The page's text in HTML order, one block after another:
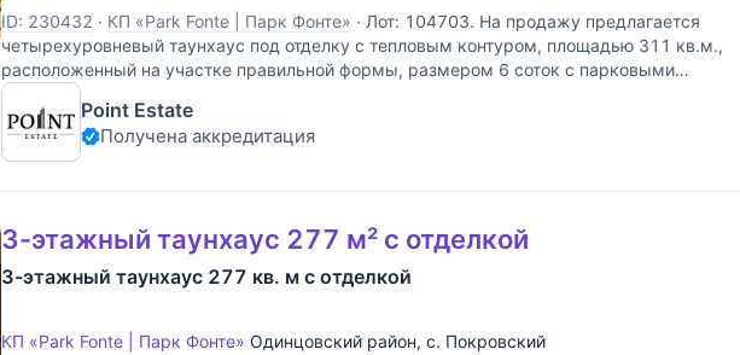
ID: 230432 · КП «Park Fonte | Парк Фонте» · Лот: 104703. На продажу предлагается
четырехуровневый таунхаус под отделку с тепловым контуром, площадью 311 кв.м.,
расположенный на участке правильной формы, размером 6 соток с парковыми
деревьями в коттеджном поселке "Парк Фонте". Планировка: 1-й
Point Estate
Получена аккредитация
3-этажный таунхаус 277 м² с отделкой
3-этажный таунхаус 277 кв. м с отделкой
КП «Park Fonte | Парк Фонте» Одинцовский район, с. Покровский